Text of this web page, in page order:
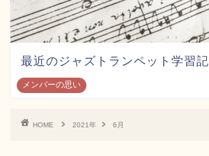
メンバーの思い
最近のジャズトランペット学習記
HOME 2021年 6月